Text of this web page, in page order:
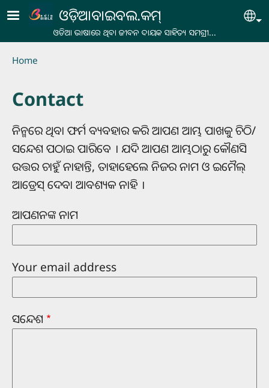
Skip to main content
ଓଡ଼ିଆବାଇବଲ.କମ୍
ଓଡିଆ ଭାଷାରେ ଥିବା ଜୀବନ ଦାୟକ ସାହିତ୍ୟ ସମଗ୍ରୀ...
Breadcrumb
Home
Contact
ନିନ୍ମରେ ଥିବା ଫର୍ମ ବ୍ୟବହାର କରି ଆପଣ ଆମ୍ଭ ପାଖକୁ ଚିଠି/
ସନ୍ଦେଶ ପଠାଇ ପାରିବେ । ଯଦି ଆପଣ ଆମ୍ଭଠାରୁ କୌଣସି
ଉତ୍ତର ଚାହୁଁ ନାହାନ୍ତି, ତାହାହେଲେ ନିଜର ନାମ ଓ ଇମୈଲ୍
ଆଡ୍ରେସ୍ ଦେବା ଆବଶ୍ୟକ ନାହି ।
ଆପଣନଙ୍କ ନାମ
Your email address
ସନ୍ଦେଶ